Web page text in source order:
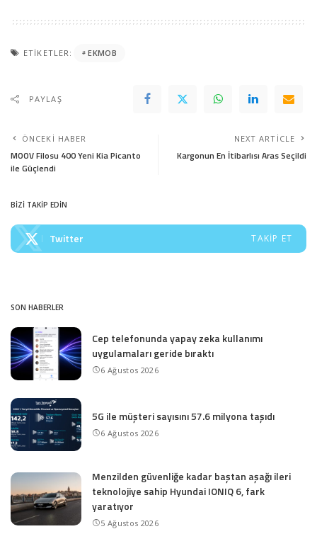
ETIKETLER: EKMOB
PAYLAŞ
ÖNCEKI HABER
MOOV Filosu 400 Yeni Kia Picanto
ile Güçlendi
NEXT ARTICLE
Kargonun En İtibarlısı Aras Seçildi
BİZİ TAKİP EDİN
Twitter TAKIP ET
SON HABERLER
Cep telefonunda yapay zeka kullanımı
uygulamaları geride bıraktı
6 Ağustos 2026
5G ile müşteri sayısını 57.6 milyona taşıdı
6 Ağustos 2026
Menzilden güvenliğe kadar baştan aşağı ileri
teknolojiye sahip Hyundai IONIQ 6, fark
yaratıyor
5 Ağustos 2026